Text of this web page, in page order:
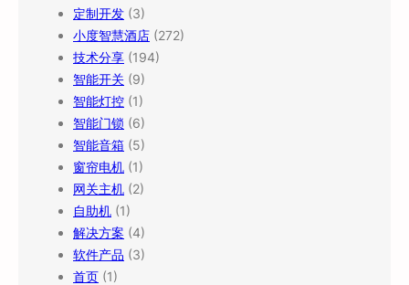
定制开发 (3)
小度智慧酒店 (272)
技术分享 (194)
智能开关 (9)
智能灯控 (1)
智能门锁 (6)
智能音箱 (5)
窗帘电机 (1)
网关主机 (2)
自助机 (1)
解决方案 (4)
软件产品 (3)
首页 (1)